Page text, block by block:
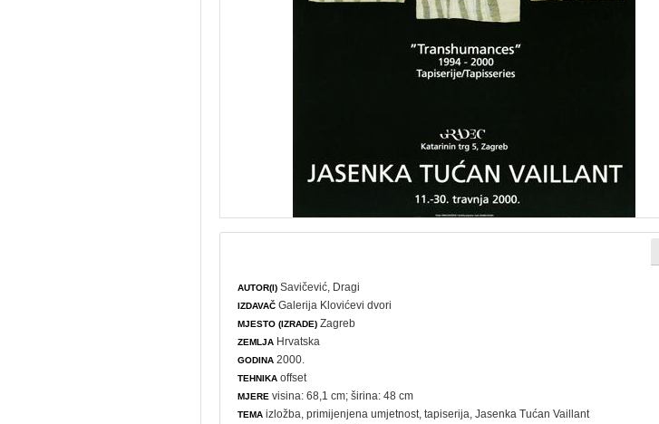
AUTOR(I) Savičević, Dragi
IZDAVAČ Galerija Klovićevi dvori
MJESTO (IZRADE) Zagreb
ZEMLJA Hrvatska
GODINA 2000.
TEHNIKA offset
MJERE visina: 68,1 cm; širina: 48 cm
TEMA izložba ,primijenjena umjetnost ,tapiserija , Jasenka Tućan Vaillant